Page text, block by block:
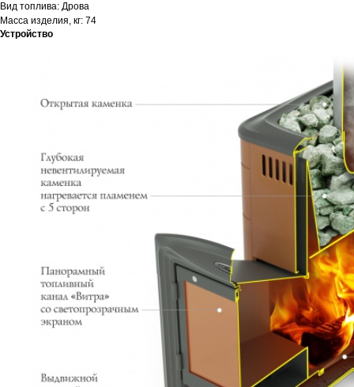
Вид топлива: Дрова
Масса изделия, кг: 74
Устройство